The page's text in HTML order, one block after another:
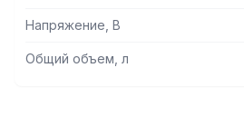
- Двери имеют эластичный
Напряжение, В
Общий объем, л